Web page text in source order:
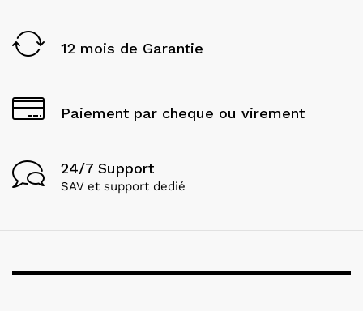
12 mois de Garantie
Paiement par cheque ou virement
24/7 Support
SAV et support dedié